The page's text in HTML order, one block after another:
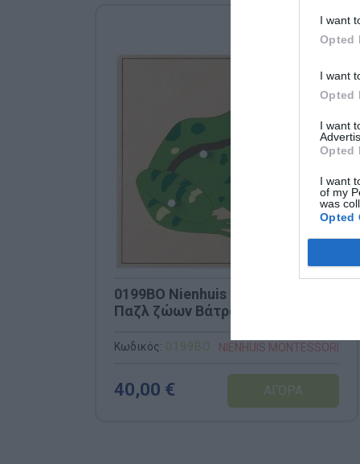
I want
Opted
I want
Opted
I want
Opted
I want
of my
was
Opted
0199BO Nienhuis Montessori-
Παζλ ζώων Βάτραχος
Κωδικός: 0199BO NIENHUIS MONTESSORI
40,00 €